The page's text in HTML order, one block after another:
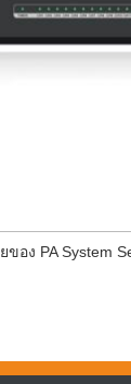
อง PA System